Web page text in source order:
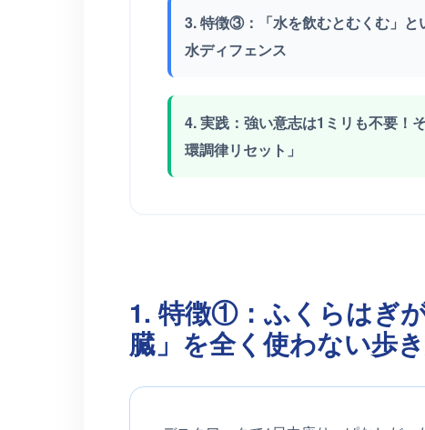
3. 特徴③：「水を飲むとむくむ」と
水ディフェンス
4. 実践：強い意志は1ミリも不要！
環調律リセット」
1. 特徴①：ふくらはぎ
臓」を全く使わない歩